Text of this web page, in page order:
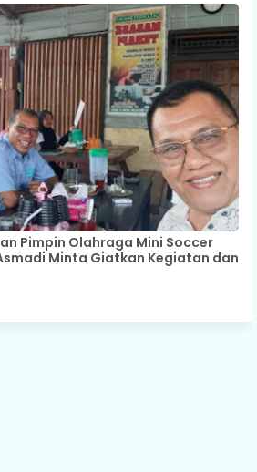
Pimpin Olahraga Mini Soccer
Minta Giatkan Kegiatan dan